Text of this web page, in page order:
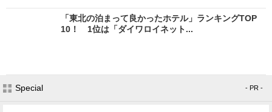
「東北の泊まって良かったホテル」ランキングTOP
10！ 1位は「ダイワロイネット...
Special - PR -